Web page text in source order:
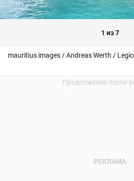
1 из 7
mauritius images / Andreas Werth /